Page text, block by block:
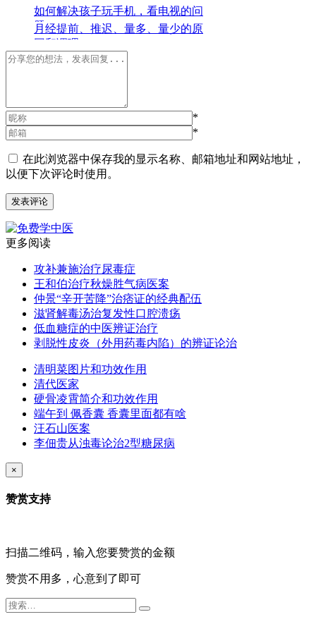
如何解决孩子玩手机，看电视的问
题
月经提前、推迟、量多、量少的原
因和调理
*
*
在此浏览器中保存我的显示名称、邮箱地址和网站地址，
以便下次评论时使用。
更多阅读
攻补兼施治疗尿毒症
王和伯治疗秋燥胜气病医案
仲景“辛开苦降”治痞证的经典配伍
滋肾解毒汤治复发性口腔溃疡
低血糖症的中医辨证治疗
剥脱性皮炎（外用药毒内陷）的辨证论治
清明菜图片和功效作用
清代医家
硬骨凌霄简介和功效作用
端午到 佩香囊 香囊里面都有啥
汪石山医案
李佃贵从浊毒论治2型糖尿病
×
赞赏支持
扫描二维码，输入您要赞赏的金额
赞赏不用多，心意到了即可